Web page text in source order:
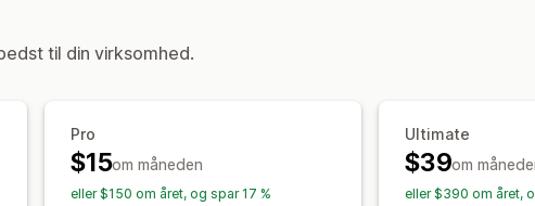
Massedownload
Generering af PDF-filer
til din virksomhed.
Pro
$15om måneden
eller $150 om året, og spar 17 %
Ultimate
$39om
eller $390 om året,